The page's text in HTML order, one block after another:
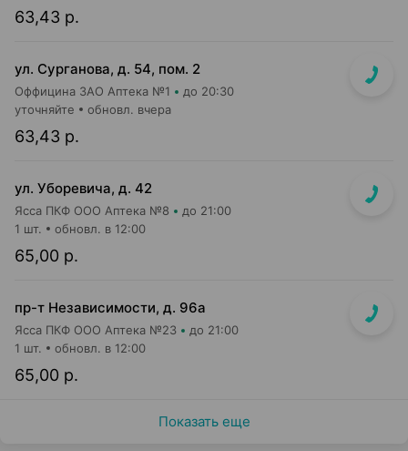
63,43 р.
ул. Сурганова, д. 54, пом. 2
Оффицина ЗАО Аптека №1 до 20:30
63,43 р.
уточняйте обновл. вчера
ул. Уборевича, д. 42
Ясса ПКФ ООО Аптека №8 до 21:00
65,00 р.
1 шт. обновл. в 12:00
пр-т Независимости, д. 96а
Ясса ПКФ ООО Аптека №23 до 21:00
65,00 р.
1 шт. обновл. в 12:00
Показать еще